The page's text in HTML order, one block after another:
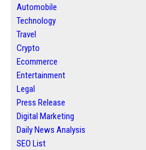
Automobile
Technology
Travel
Crypto
Ecommerce
Entertainment
Legal
Press Release
Digital Marketing
Daily News Analysis
SEO List